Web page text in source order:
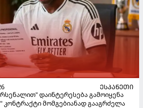
ᲔᲡᲞᲐᲜᲔᲗᲘ
დაინტერესება გამოიყენა
მომგებიანად გააგრძელა